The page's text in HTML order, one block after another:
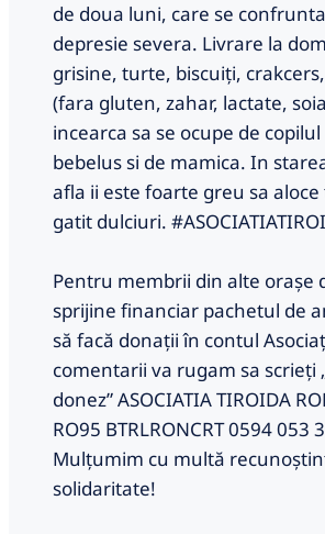
de doua luni, care se
depresie severa. Livrare la
grisine, turte, biscuiți,
(fara gluten, zahar, lactate,
incearca sa se ocupe de
bebelus si de mamica. In
afla ii este foarte greu sa
gatit dulciuri.
Pentru membrii din alte orașe
sprijine financiar pachetul de
să facă donații în contul
comentarii va rugam sa scrieți
donez” ASOCIATIA TIROIDA
RO95 BTRLRONCRT 0594 053
Mulțumim cu multă
solidaritate!